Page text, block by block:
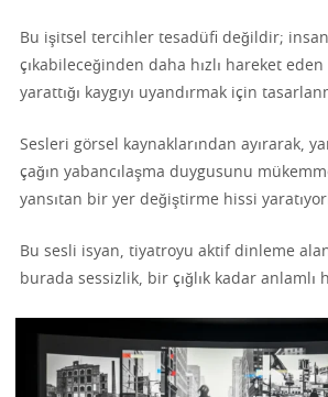
Bu işitsel tercihler tesadüfi değildir;
çıkabileceğinden daha hızlı hareket
yarattığı kaygıyı uyandırmak için
Sesleri görsel kaynaklarından ayırarak,
çağın yabancılaşma duygusunu
yansıtan bir yer değiştirme hissi
Bu sesli isyan, tiyatroyu aktif dinleme
burada sessizlik, bir çığlık kadar anlamlı